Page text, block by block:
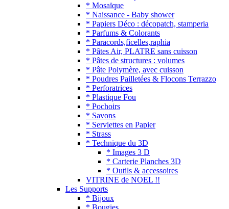
* Mosaïque
* Naissance - Baby shower
* Papiers Déco : décopatch, stamperia
* Parfums & Colorants
* Paracords,ficelles,raphia
* Pâtes Air, PLATRE sans cuisson
* Pâtes de structures : volumes
* Pâte Polymère, avec cuisson
* Poudres Pailletées & Flocons Terrazzo
* Perforatrices
* Plastique Fou
* Pochoirs
* Savons
* Serviettes en Papier
* Strass
* Technique du 3D
* Images 3 D
* Carterie Planches 3D
* Outils & accessoires
VITRINE de NOEL !!
Les Supports
* Bijoux